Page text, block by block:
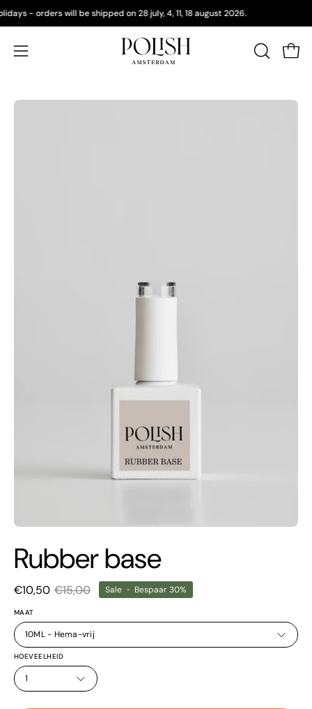
Doorgaan
naar
artikel
- orders will be shipped on 28 july, 4, 11, 18 august 2026.
Navigatiemenu
Afbeeldingslightbox
Rubber base
€10,50 €15,00 Sale • Bespaar30%
MAAT
10ML - Hema-vrij
HOEVEELHEID
1